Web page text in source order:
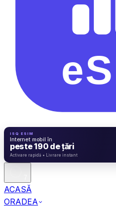
ISQ ESIM
Internet mobil în
peste 190 de țări
ACASĂ
ORADEA